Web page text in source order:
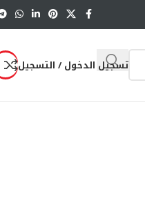
تسجيل الدخول / التسجيل